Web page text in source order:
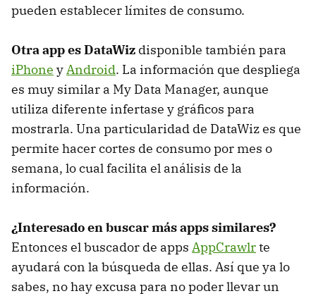
pueden establecer límites de consumo.
Otra app es DataWiz disponible también para
iPhone yAndroid. La información que despliega
es muy similar a My Data Manager, aunque
utiliza diferente infertase y gráficos para
mostrarla. Una particularidad de DataWiz es que
permite hacer cortes de consumo por mes o
semana, lo cual facilita el análisis de la
información.
¿Interesado en buscar más apps similares?
Entonces el buscador de apps AppCrawlrte
ayudará con la búsqueda de ellas. Así que ya lo
sabes, no hay excusa para no poder llevar un